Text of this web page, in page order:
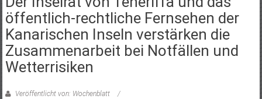
öffentlich-rechtliche Fernsehen der
Kanarischen Inseln verstärken die
Zusammenarbeit bei Notfällen und
Wetterrisiken
Veröffentlicht von: Wochenblatt